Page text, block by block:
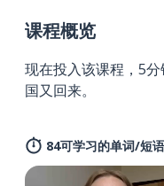
课程概览
现在投入该课程，5
国又回来。
84可学习的单词/短语